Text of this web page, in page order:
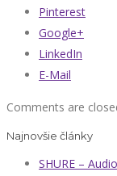
Pinterest
Google+
LinkedIn
E-Mail
Comments are
Najnovšie články
SHURE –